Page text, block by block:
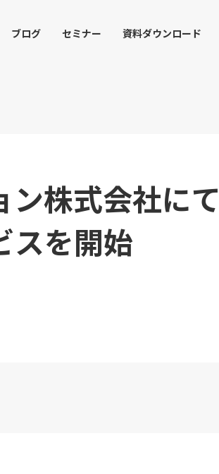
ブログ セミナー 資料ダウンロード
株式会社に
スを開始